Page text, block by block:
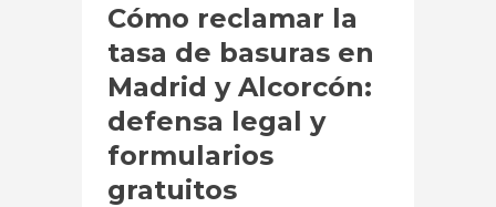
Cómo reclamar la
tasa de basuras en
Madrid y Alcorcón:
defensa legal y
formularios
gratuitos